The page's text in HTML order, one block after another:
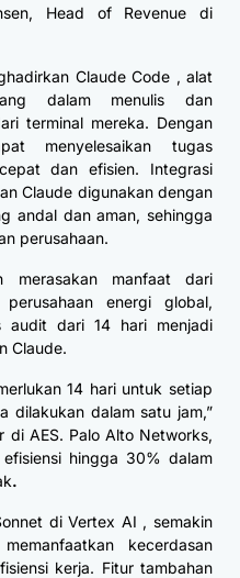
Head of Revenue di
Claude Code , alat
dalam menulis dan
terminal mereka. Dengan
menyelesaikan tugas
dan efisien. Integrasi
Claude digunakan dengan
andal dan aman, sehingga
perusahaan.
merasakan manfaat dari
energi global,
audit dari 14 hari menjadi
Claude.
14 hari untuk setiap
dilakukan dalam satu jam,”
di AES. Palo Alto Networks,
hingga 30% dalam
.
di Vertex AI , semakin
kecerdasan
kerja. Fitur tambahan